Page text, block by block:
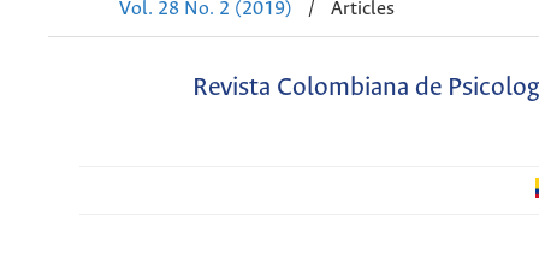
Vol. 28 No. 2 (2019)
/ Articles
Revista Colombiana de